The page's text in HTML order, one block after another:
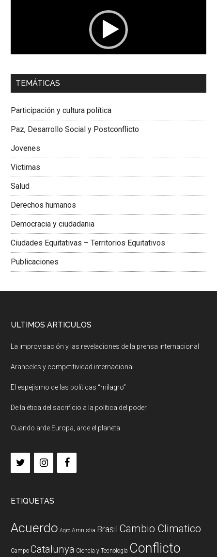
00:00 01:04
Dra. Carolina Corcho Mejía,Presidenta Corporación
Colombiana
TEMÁTICAS
Participación y cultura política
Paz, Desarrollo Social y Postconflicto
Jovenes
Victimas
Salud
Derechos humanos
Democracia y ciudadania
Ciudades Equitativas – Territorios Equitativos
Publicaciones
ULTIMOS ARTICULOS
La improvisación y las revelaciones de la prensa internacional
Aranceles y competitividad internacional
El espejismo de las políticas “milagro”
De la ética del sacrificio a la política del poder
Cuando arde Europa, arde el planeta
ETIQUETAS
Acuerdo Agro Amnistia Brasil Cambio Climatico
Campo Catalunya Ciencia y Tecnología Conflicto